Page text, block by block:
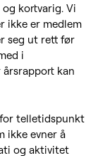
kortvarig. Vi
ikke er medlem
seg ut rett før
i
kan
telletidspunkt
ikke evner å
og aktivitet